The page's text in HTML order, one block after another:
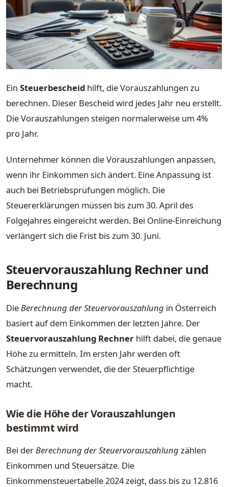
Ein Steuerbescheid hilft, die Vorauszahlungen zu
berechnen. Dieser Bescheid wird jedes Jahr neu erstellt.
Die Vorauszahlungen steigen normalerweise um 4%
pro Jahr.
Unternehmer können die Vorauszahlungen anpassen,
wenn ihr Einkommen sich ändert. Eine Anpassung ist
auch bei Betriebsprüfungen möglich. Die
Steuererklärungen müssen bis zum 30. April des
Folgejahres eingereicht werden. Bei Online-Einreichung
verlängert sich die Frist bis zum 30. Juni.
Steuervorauszahlung Rechner und
Berechnung
DieBerechnung der Steuervorauszahlung in Österreich
basiert auf dem Einkommen der letzten Jahre. Der
Steuervorauszahlung Rechner hilft dabei, die genaue
Höhe zu ermitteln. Im ersten Jahr werden oft
Schätzungen verwendet, die der Steuerpflichtige
macht.
Wie die Höhe der Vorauszahlungen
bestimmt wird
Bei derBerechnung der Steuervorauszahlung zählen
Einkommen und Steuersätze. Die
Einkommensteuertabelle 2024 zeigt, dass bis zu 12.816